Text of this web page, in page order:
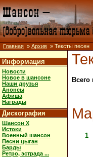
Главная » Архив » Тексты песен
Информация
Новости
Новое в шансоне
Наши друзья
Анонсы
Афиша
Награды
Дискография
Шансон X
Истоки
Военный шансон
Песни цыган
Барды
Ретро, эстрада ...
Всего
1